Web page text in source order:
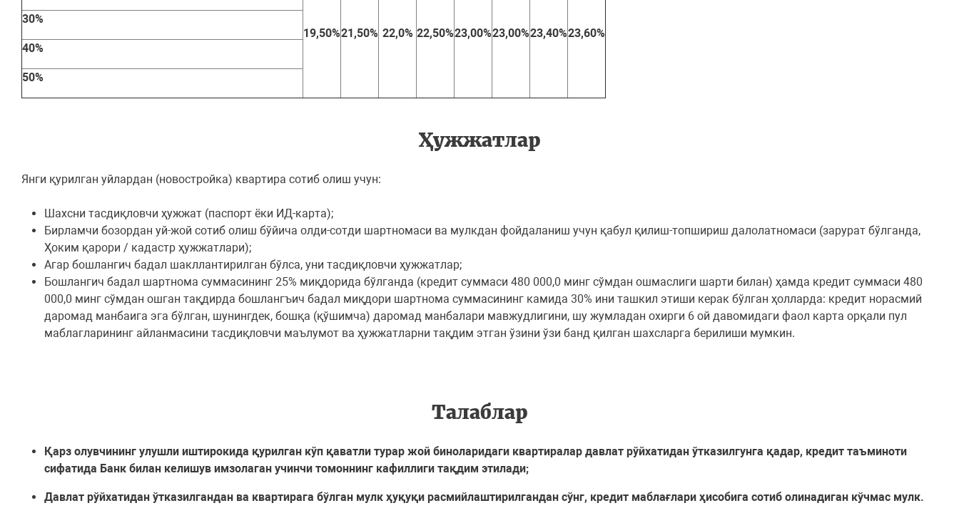
19,50%21,50% 22,0% 22,50%23,00%23,00%23,40%23,60%
30%
40%
50%
Ҳужжатлар
Янги қурилган уйлардан (новостройка) квартира сотиб олиш учун:
Шахсни тасдиқловчи ҳужжат (паспорт ёки ИД-карта);
Бирламчи бозордан уй-жой сотиб олиш бўйича олди-сотди шартномаси ва мулкдан фойдаланиш учун қабул қилиш-топшириш далолатномаси (зарурат бўлганда,
Ҳоким қарори / кадастр ҳужжатлари);
Агар бошлангич бадал шакллантирилган бўлса, уни тасдиқловчи ҳужжатлар;
Бошлангич бадал шартнома суммасининг 25% миқдорида бўлганда (кредит суммаси 480 000,0 минг сўмдан ошмаслиги шарти билан) ҳамда кредит суммаси 480
000,0 минг сўмдан ошган тақдирда бошлангъич бадал миқдори шартнома суммасининг камида 30% ини ташкил этиши керак бўлган ҳолларда: кредит норасмий
даромад манбаига эга бўлган, шунингдек, бошқа (қўшимча) даромад манбалари мавжудлигини, шу жумладан охирги 6 ой давомидаги фаол карта орқали пул
маблагларининг айланмасини тасдиқловчи маълумот ва ҳужжатларни тақдим этган ўзини ўзи банд қилган шахсларга берилиши мумкин.
Талаблар
Қарз олувчининг улушли иштирокида қурилган кўп қаватли турар жой биноларидаги квартиралар давлат рўйхатидан ўтказилгунга қадар, кредит таъминоти
сифатида Банк билан келишув имзолаган учинчи томоннинг кафиллиги тақдим этилади;
Давлат рўйхатидан ўтказилгандан ва квартирага бўлган мулк ҳуқуқи расмийлаштирилгандан сўнг, кредит маблағлари ҳисобига сотиб олинадиган кўчмас мулк.